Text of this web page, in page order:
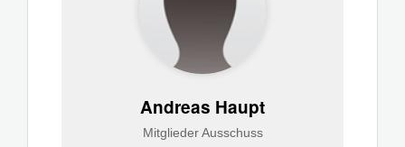
Andreas Haupt
Mitglieder Ausschuss